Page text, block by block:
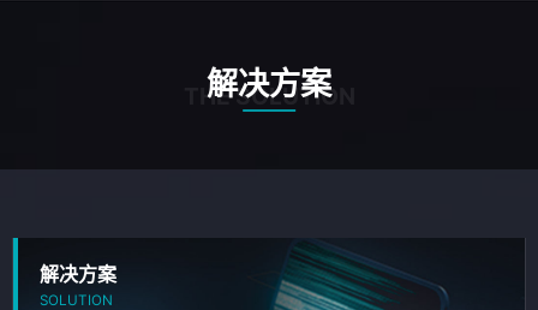
解决方案
THE SOLUTION
解决方案
SOLUTION